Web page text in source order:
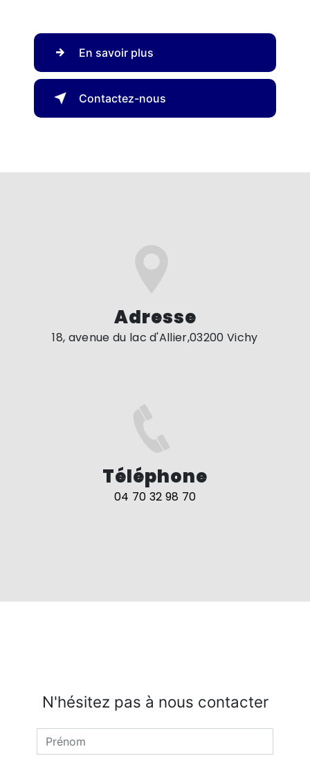
En savoir plus
Contactez-nous
Adresse
18, avenue du lac d'Allier,03200 Vichy
Téléphone
04 70 32 98 70
N'hésitez pas à nous contacter